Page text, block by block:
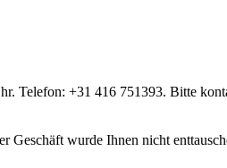
Telefon: +31 416 751393. Bitte
Geschäft wurde Ihnen nicht